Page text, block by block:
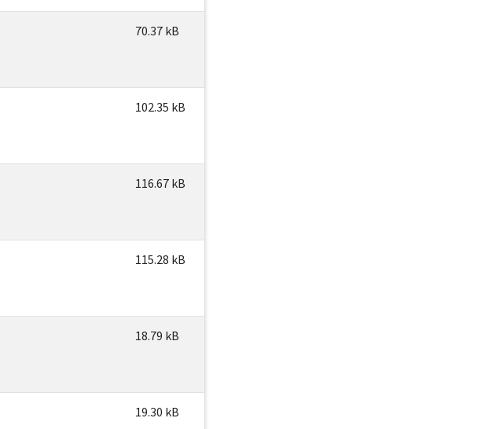
70.37 kB
102.35 kB
116.67 kB
115.28 kB
18.79 kB
19.30 kB